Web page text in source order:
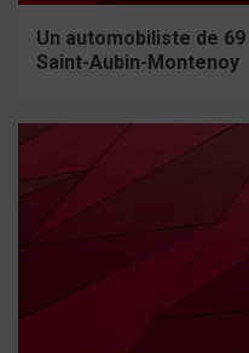
Un automobiliste de
Saint-Aubin-Montenoy